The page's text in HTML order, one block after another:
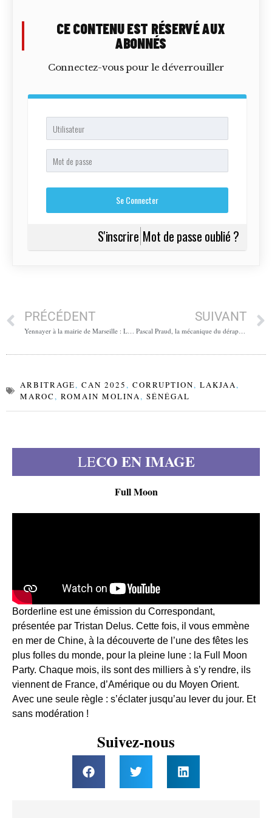
CE CONTENU EST RÉSERVÉ AUX
ABONNÉS
Connectez-vous pour le déverrouiller
S'inscrire Mot de passe oublié ?
PRÉCÉDENT
Yennayer à la mairie de Marseille : Les petits plats chez les grands
SUIVANT
Pascal Praud, la mécanique du dérapage
ARBITRAGE, CAN 2025, CORRUPTION, LAKJAA,
MAROC, ROMAIN MOLINA, SÉNÉGAL
LECO EN IMAGE
Full Moon
Borderline est une émission du Correspondant,
présentée par Tristan Delus. Cette fois, il vous emmène
en mer de Chine, à la découverte de l’une des fêtes les
plus folles du monde, pour la pleine lune : la Full Moon
Party. Chaque mois, ils sont des milliers à s’y rendre, ils
viennent de France, d’Amérique ou du Moyen Orient.
Avec une seule règle : s’éclater jusqu’au lever du jour. Et
sans modération !
Suivez-nous